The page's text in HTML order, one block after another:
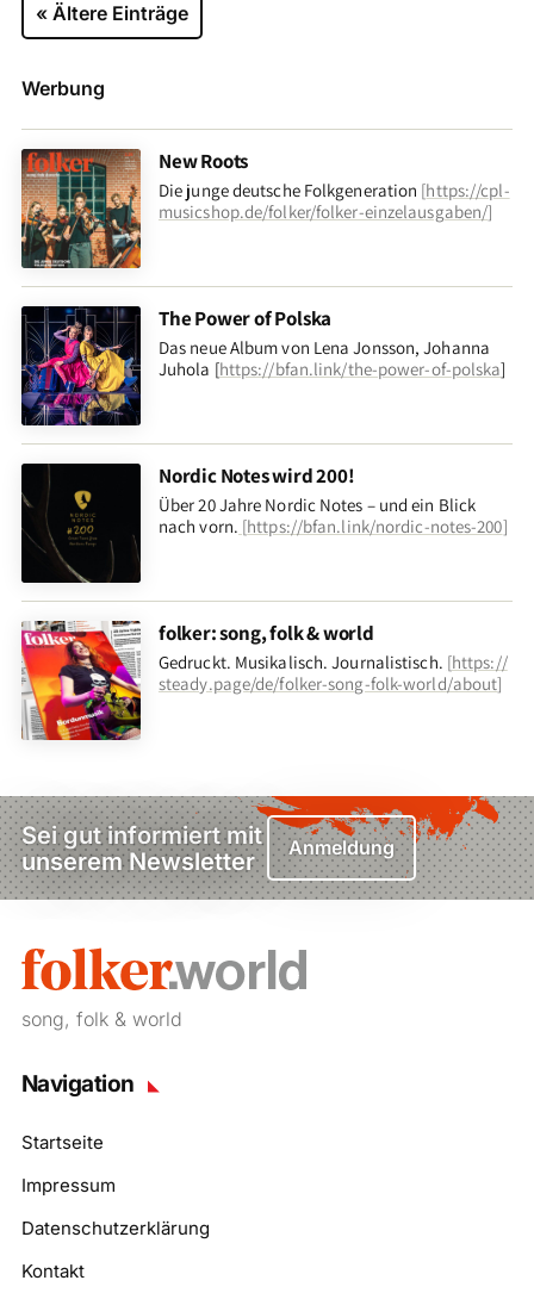
« Ältere Einträge
Werbung
New Roots
Die junge deutsche Folkgeneration [https://cpl-
musicshop.de/folker/folker-einzelausgaben/]
The Power of Polska
Das neue Album von Lena Jonsson, Johanna
Juhola [https://bfan.link/the-power-of-polska]
Nordic Notes wird 200!
Über 20 Jahre Nordic Notes – und ein Blick
nach vorn. [https://bfan.link/nordic-notes-200]
folker: song, folk & world
Gedruckt. Musikalisch. Journalistisch. [https://
steady.page/de/folker-song-folk-world/about]
Sei gut informiert mit
unserem Newsletter
Anmeldung
song, folk & world
Navigation
Startseite
Impressum
Datenschutzerklärung
Kontakt